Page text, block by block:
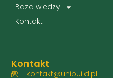
Baza wiedzy
Kontakt
Kontakt
kontakt@unibuild.pl